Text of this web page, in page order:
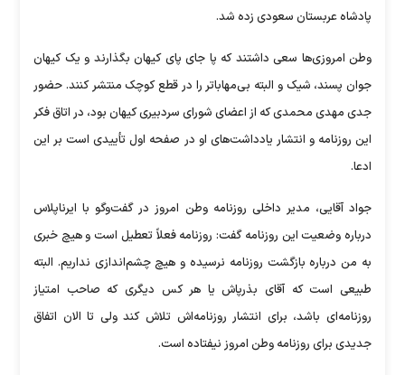
پادشاه عربستان سعودی زده شد.
وطن امروزی‌ها سعی داشتند که پا جای پای کیهان بگذارند و یک کیهان
جوان پسند، شیک و البته بی‌مهاباتر را در قطع کوچک منتشر کنند. حضور
جدی مهدی محمدی که از اعضای شورای سردبیری کیهان بود، در اتاق فکر
این روزنامه و انتشار یادداشت‌های او در صفحه اول تأییدی است بر این
ادعا.
جواد آقایی، مدیر داخلی روزنامه وطن امروز در گفت‌وگو با ایرناپلاس
درباره وضعیت این روزنامه گفت: روزنامه فعلاً تعطیل است و هیچ خبری
به من درباره بازگشت روزنامه نرسیده و هیچ چشم‌اندازی نداریم. البته
طبیعی است که آقای بذرپاش یا هر کس دیگری که صاحب امتیاز
روزنامه‌ای باشد، برای انتشار روزنامه‌اش تلاش کند ولی تا الان اتفاق
جدیدی برای روزنامه وطن امروز نیفتاده است.